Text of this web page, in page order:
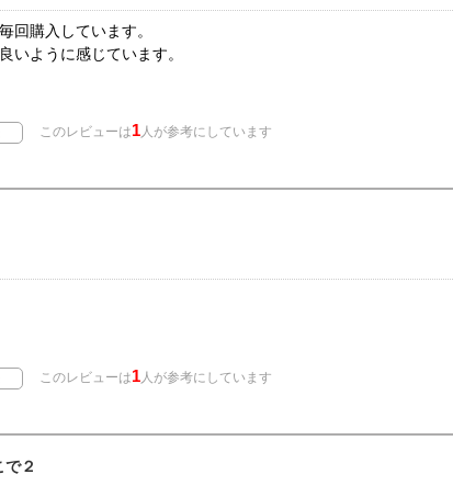
回購入しています。
いように感じています。
このレビューは1人が参考にしています
このレビューは1人が参考にしています
で２